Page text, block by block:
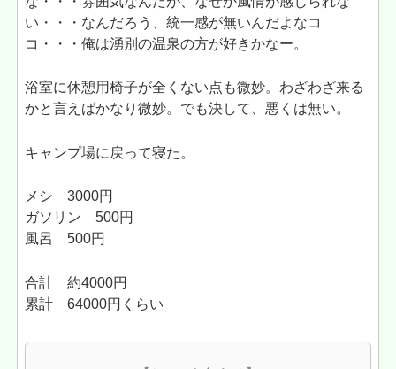
い・・・なんだろう、統一感が無いんだよなコ
コ・・・俺は湧別の温泉の方が好きかなー。
浴室に休憩用椅子が全くない点も微妙。わざわざ来る
かと言えばかなり微妙。でも決して、悪くは無い。
キャンプ場に戻って寝た。
メシ 3000円
ガソリン 500円
風呂 500円
合計 約4000円
累計 64000円くらい